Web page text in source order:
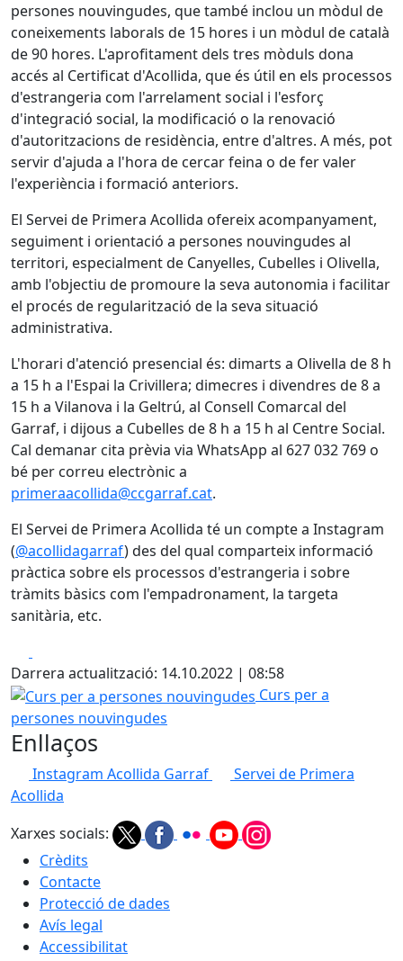
persones nouvingudes, que també inclou un mòdul de
coneixements laborals de 15 hores i un mòdul de català
de 90 hores. L'aprofitament dels tres mòduls dona
accés al Certificat d'Acollida, que és útil en els processos
d'estrangeria com l'arrelament social i l'esforç
d'integració social, la modificació o la renovació
d'autoritzacions de residència, entre d'altres. A més, pot
servir d'ajuda a l'hora de cercar feina o de fer valer
l'experiència i formació anteriors.
El Servei de Primera Acollida ofereix acompanyament,
seguiment i orientació a persones nouvingudes al
territori, especialment de Canyelles, Cubelles i Olivella,
amb l'objectiu de promoure la seva autonomia i facilitar
el procés de regularització de la seva situació
administrativa.
L'horari d'atenció presencial és: dimarts a Olivella de 8 h
a 15 h a l'Espai la Crivillera; dimecres i divendres de 8 a
15 h a Vilanova i la Geltrú, al Consell Comarcal del
Garraf, i dijous a Cubelles de 8 h a 15 h al Centre Social.
Cal demanar cita prèvia via WhatsApp al 627 032 769 o
bé per correu electrònic a
primeraacollida@ccgarraf.cat.
El Servei de Primera Acollida té un compte a Instagram
(@acollidagarraf) des del qual comparteix informació
pràctica sobre els processos d'estrangeria i sobre
tràmits bàsics com l'empadronament, la targeta
sanitària, etc.
Darrera actualització: 14.10.2022 | 08:58
Curs per a persones nouvingudes
Curs per a
persones nouvingudes
Enllaços
Instagram Acollida Garraf
Servei de Primera
Acollida
Xarxes socials:
Crèdits
Contacte
Protecció de dades
Avís legal
Accessibilitat